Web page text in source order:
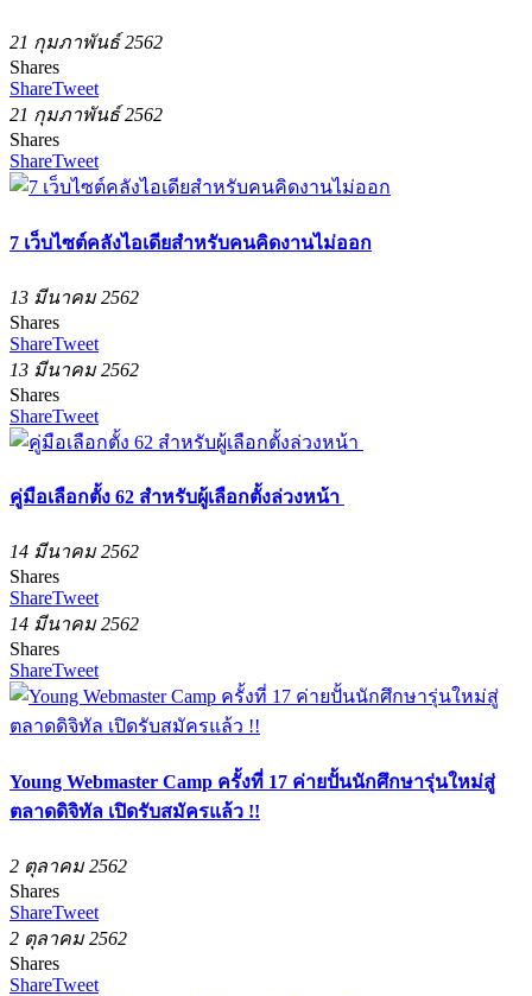
21 กุมภาพันธ์ 2562
Shares
ShareTweet
21 กุมภาพันธ์ 2562
Shares
ShareTweet
7 เว็บไซต์คลังไอเดียสำหรับคนคิดงานไม่ออก
13 มีนาคม 2562
Shares
ShareTweet
13 มีนาคม 2562
Shares
ShareTweet
คู่มือเลือกตั้ง 62 สำหรับผู้เลือกตั้งล่วงหน้า
14 มีนาคม 2562
Shares
ShareTweet
14 มีนาคม 2562
Shares
ShareTweet
Young Webmaster Camp ครั้งที่ 17 ค่ายปั้นนักศึกษารุ่นใหม่สู่
ตลาดดิจิทัล เปิดรับสมัครแล้ว !!
2 ตุลาคม 2562
Shares
ShareTweet
2 ตุลาคม 2562
Shares
ShareTweet